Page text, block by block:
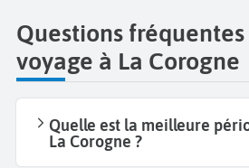
Questions
voyage à La Corogne
Quelle est la meilleure
La Corogne ?